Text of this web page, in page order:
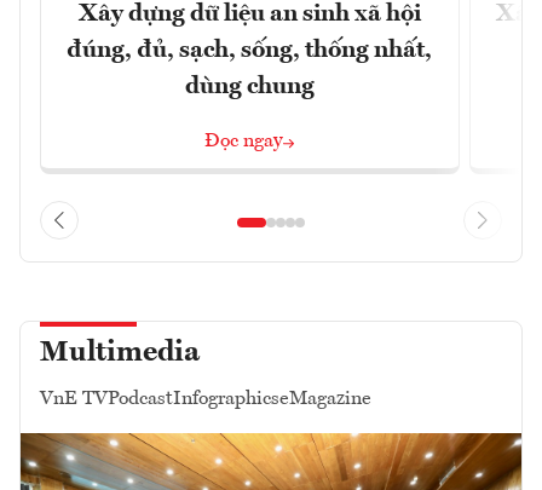
Xây dựng dữ liệu an sinh xã hội
đúng, đủ, sạch, sống, thống nhất,
dùng chung
Đọc ngay
Multimedia
VnE TVPodcastInfographicseMagazine